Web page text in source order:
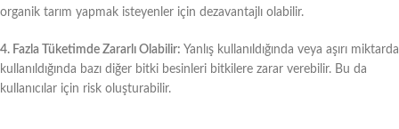
organik tarım yapmak isteyenler için dezavantajlı olabilir.
4. Fazla Tüketimde Zararlı Olabilir: Yanlış kullanıldığında veya aşırı miktarda
kullanıldığında bazı diğer bitki besinleri bitkilere zarar verebilir. Bu da
kullanıcılar için risk oluşturabilir.